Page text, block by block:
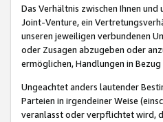
Das Verhältnis zwischen Ihnen
Joint-Venture, ein
unseren jeweiligen verbundenen
oder Zusagen abzugeben oder
ermöglichen, Handlungen in
Ungeachtet anders lautender
Parteien in irgendeiner Weise
veranlasst oder verpflichtet wird,